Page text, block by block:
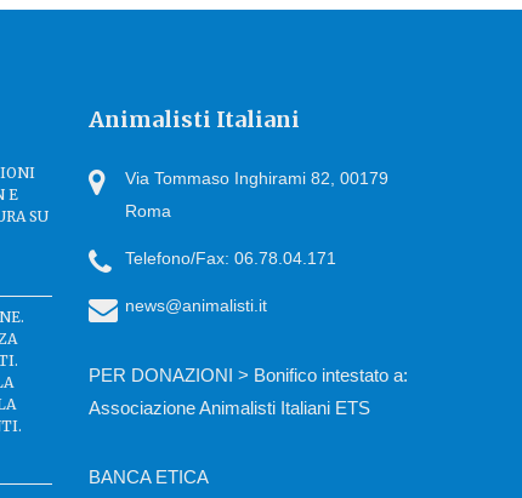
E
SU
Animalisti Italiani
Via Tommaso Inghirami 82, 00179
Roma
Telefono/Fax: 06.78.04.171
news@animalisti.it
PER DONAZIONI > Bonifico intestato a:
Associazione Animalisti Italiani ETS
BANCA ETICA